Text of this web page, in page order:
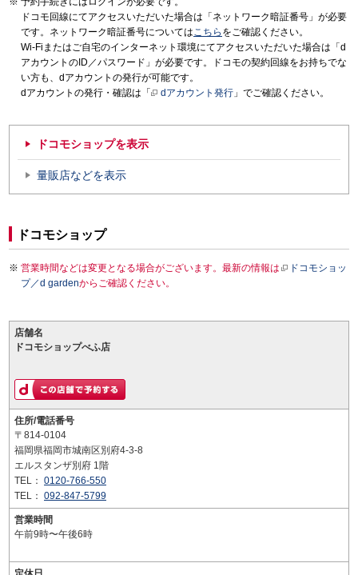
ドコモ回線にてアクセスいただいた場合は「ネットワーク暗証番号」が必要
です。ネットワーク暗証番号についてはこちら をご確認ください。
Wi-Fiまたはご自宅のインターネット環境にてアクセスいただいた場合は「d
アカウントのID／パスワード」が必要です。ドコモの契約回線をお持ちでな
い方も、dアカウントの発行が可能です。
dアカウントの発行・確認は「
dアカウント発行 」でご確認ください。
ドコモショップを表示
量販店などを表示
ドコモショップ
営業時間などは変更となる場合がございます。最新の情報は
ドコモショッ
プ／d gardenからご確認ください。
店舗名
ドコモショップべふ店
住所/電話番号
〒814-0104
福岡県福岡市城南区別府4-3-8
エルスタンザ別府 1階
TEL： 0120-766-550
TEL： 092-847-5799
営業時間
午前9時〜午後6時